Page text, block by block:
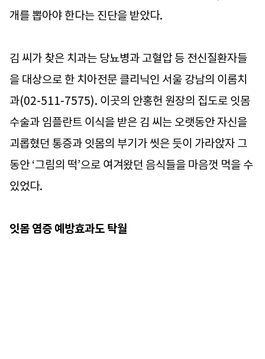
개를 뽑아야 한다는 진단을 받았다.
김 씨가 찾은 치과는 당뇨병과 고혈압 등 전신질환자들
을 대상으로 한 치아전문 클리닉인 서울 강남의 이롬치
과(02-511-7575). 이곳의 안홍헌 원장의 집도로 잇몸
수술과 임플란트 이식을 받은 김 씨는 오랫동안 자신을
괴롭혔던 통증과 잇몸의 부기가 씻은 듯이 가라앉자 그
동안 ‘그림의 떡’으로 여겨왔던 음식들을 마음껏 먹을 수
있었다.
잇몸 염증 예방효과도 탁월